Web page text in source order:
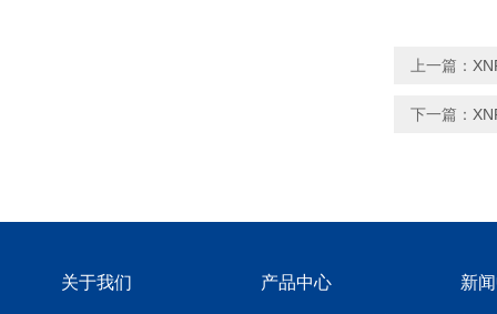
上一篇：
下一篇：
关于我们 产品中心 新